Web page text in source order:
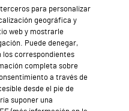
Vithas
Médica
al Cliente
para personalizar
geográfica y
web y mostrarle
Puede denegar,
los correspondientes
completa sobre
a través de
desde el pie de
suponer una